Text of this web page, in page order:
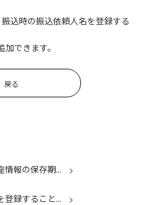
込時の振込依頼人名を登録する
できます。
戻る
情報の保存期...
登録すること...